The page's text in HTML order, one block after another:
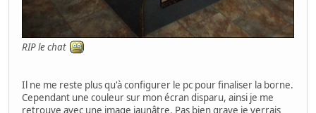
RIP le chat
Il ne me reste plus qu'à configurer le pc pour finaliser la borne.
Cependant une couleur sur mon écran disparu, ainsi je me
retrouve avec une image jaunâtre. Pas bien grave je verrais